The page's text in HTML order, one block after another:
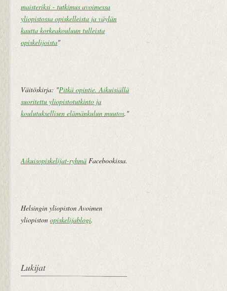
maisteriksi - tutkimus avoimessa
yliopistossa opiskelleista ja väylän
kautta korkeakouluun tulleista
opiskelijoista"
Väitöskirja: "Pitkä opintie. Aikuisiällä
suoritettu yliopistotutkinto ja
koulutuksellisen elämänkulun muutos."
Aikuisopiskelijat-ryhmä Facebookissa.
Helsingin yliopiston Avoimen
yliopiston opiskelijablogi.
Lukijat